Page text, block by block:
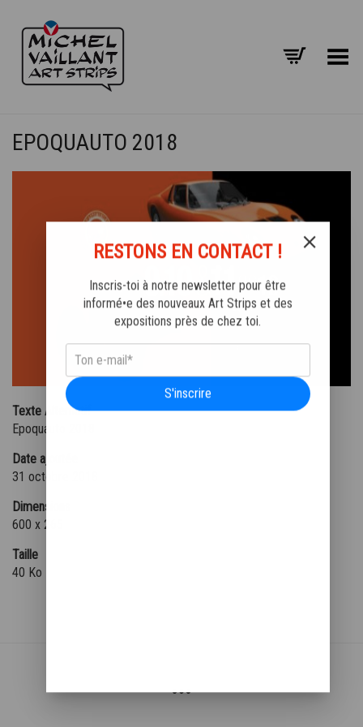
Basculer le menu
EPOQUAUTO 2018
Texte Alternatif
Epoquauto 2018
Date ajoutée
31 octobre 2018
Dimensions
600 x 265
Taille
40 Ko
RESTONS EN CONTACT !
Inscris-toi à notre newsletter pour être
informé•e des nouveaux Art Strips et des
expositions près de chez toi.
S'inscrire